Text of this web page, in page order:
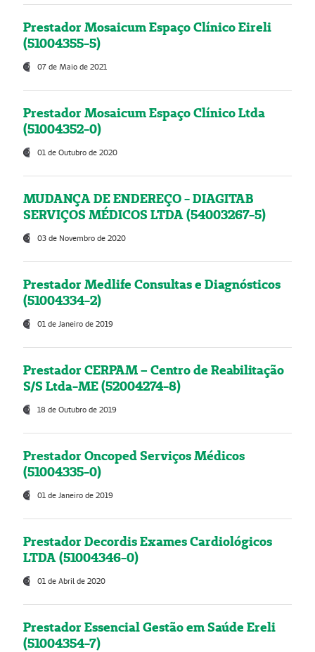
Prestador Mosaicum Espaço Clínico Eireli
(51004355-5)
07 de Maio de 2021
Prestador Mosaicum Espaço Clínico Ltda
(51004352-0)
01 de Outubro de 2020
MUDANÇA DE ENDEREÇO - DIAGITAB
SERVIÇOS MÉDICOS LTDA (54003267-5)
03 de Novembro de 2020
Prestador Medlife Consultas e Diagnósticos
(51004334-2)
01 de Janeiro de 2019
Prestador CERPAM – Centro de Reabilitação
S/S Ltda-ME (52004274-8)
18 de Outubro de 2019
Prestador Oncoped Serviços Médicos
(51004335-0)
01 de Janeiro de 2019
Prestador Decordis Exames Cardiológicos
LTDA (51004346-0)
01 de Abril de 2020
Prestador Essencial Gestão em Saúde Ereli
(51004354-7)